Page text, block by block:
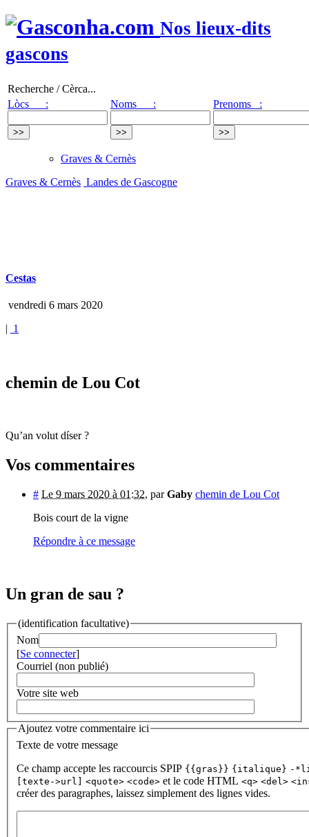
Nos lieux-dits
gascons
Recherche / Cèrca...
Lòcs :
Noms : Prenoms :
Graves & Cernès
Graves & Cernès Landes de Gascogne
Cestas
vendredi 6 mars 2020
| 1
chemin de Lou Cot
Qu’an volut díser ?
Vos commentaires
# Le 9 mars 2020 à 01:32, parGaby chemin de Lou Cot
Bois court de la vigne
Répondre à ce message
Un gran de sau ?
(identification facultative)
Nom
[Se connecter]
Courriel (non publié)
Votre site web
Ajoutez votre commentaire ici
Texte de votre message
Ce champ accepte les raccourcis SPIP {{gras}} {italique} -
[texte->url]
<quote> <code> et le code HTML <q> <del>
créer des paragraphes, laissez simplement des lignes vides.